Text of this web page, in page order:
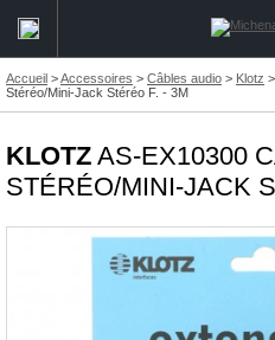
Accueil >Accessoires > Câbles audio > Klotz >
Stéréo/Mini-Jack Stéréo F. - 3M
KLOTZ AS-EX10300
STÉRÉO/MINI-JACK